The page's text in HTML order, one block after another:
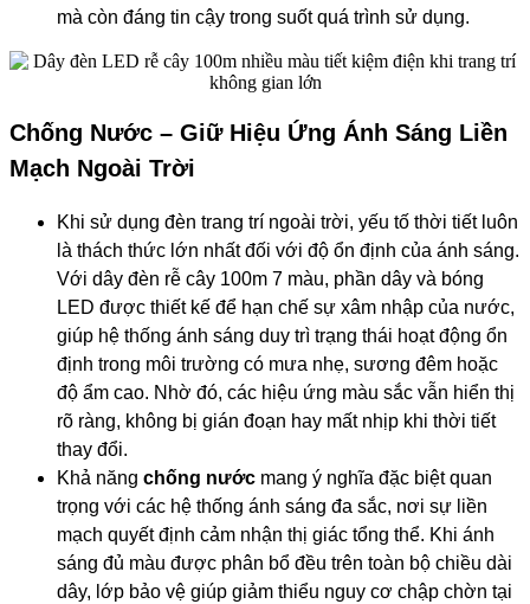
mà còn đáng tin cậy trong suốt quá trình sử dụng.
Chống Nước – Giữ Hiệu Ứng Ánh Sáng Liền
Mạch Ngoài Trời
Khi sử dụng đèn trang trí ngoài trời, yếu tố thời tiết luôn
là thách thức lớn nhất đối với độ ổn định của ánh sáng.
Với dây đèn rễ cây 100m 7 màu, phần dây và bóng
LED được thiết kế để hạn chế sự xâm nhập của nước,
giúp hệ thống ánh sáng duy trì trạng thái hoạt động ổn
định trong môi trường có mưa nhẹ, sương đêm hoặc
độ ẩm cao. Nhờ đó, các hiệu ứng màu sắc vẫn hiển thị
rõ ràng, không bị gián đoạn hay mất nhịp khi thời tiết
thay đổi.
Khả năng chống nước mang ý nghĩa đặc biệt quan
trọng với các hệ thống ánh sáng đa sắc, nơi sự liền
mạch quyết định cảm nhận thị giác tổng thể. Khi ánh
sáng đủ màu được phân bổ đều trên toàn bộ chiều dài
dây, lớp bảo vệ giúp giảm thiểu nguy cơ chập chờn tại